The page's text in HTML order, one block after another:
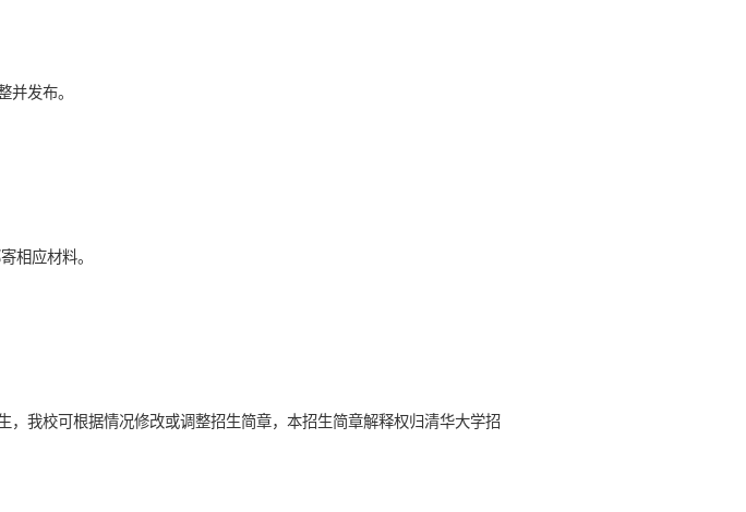
并发布。
相应材料。
我校可根据情况修改或调整招生简章，本招生简章解释权归清华大学招